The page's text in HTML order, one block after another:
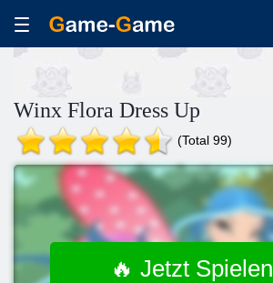
Winx Flora Dress Up
(Total 99)
🔥 Jetzt Spielen